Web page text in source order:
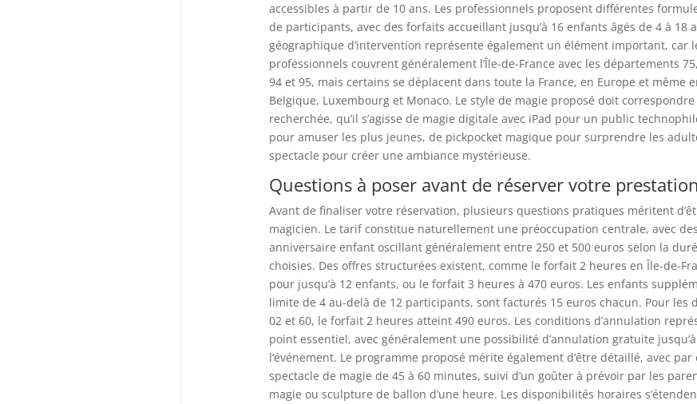
accessibles à partir de 10 ans. Les professionnels proposent différentes
de participants, avec des forfaits accueillant jusqu’à 16 enfants âgés de 4 à 18
géographique d’intervention représente également un élément important, car
professionnels couvrent généralement l’Île-de-France avec les départements
94 et 95, mais certains se déplacent dans toute la France, en Europe et même
Belgique, Luxembourg et Monaco. Le style de magie proposé doit correspondre
recherchée, qu’il s’agisse de magie digitale avec iPad pour un public
pour amuser les plus jeunes, de pickpocket magique pour surprendre les
spectacle pour créer une ambiance mystérieuse.
Questions à poser avant de réserver votre prestation
Avant de finaliser votre réservation, plusieurs questions pratiques méritent
magicien. Le tarif constitue naturellement une préoccupation centrale, avec
anniversaire enfant oscillant généralement entre 250 et 500 euros selon la
choisies. Des offres structurées existent, comme le forfait 2 heures en Île-de-
pour jusqu’à 12 enfants, ou le forfait 3 heures à 470 euros. Les enfants
limite de 4 au-delà de 12 participants, sont facturés 15 euros chacun. Pour les
02 et 60, le forfait 2 heures atteint 490 euros. Les conditions d’annulation
point essentiel, avec généralement une possibilité d’annulation gratuite
l’événement. Le programme proposé mérite également d’être détaillé, avec par
spectacle de magie de 45 à 60 minutes, suivi d’un goûter à prévoir par les
magie ou sculpture de ballon d’une heure. Les disponibilités horaires